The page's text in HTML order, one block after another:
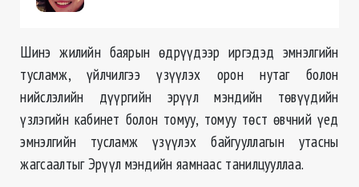
Шинэ жилийн баярын өдрүүдээр иргэдэд эмнэлгийн
тусламж, үйлчилгээ үзүүлэх орон нутаг болон
нийслэлийн дүүргийн эрүүл мэндийн төвүүдийн
үзлэгийн кабинет болон томуу, томуу төст өвчний үед
эмнэлгийн тусламж үзүүлэх байгууллагын утасны
жагсаалтыг Эрүүл мэндийн яамнаас танилцууллаа.